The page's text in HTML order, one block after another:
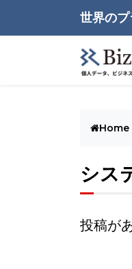
世界の
Home
シス
投稿が